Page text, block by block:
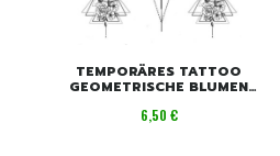
TEMPORÄRES TATTOO
GEOMETRISCHE BLUMEN
Preis
6,50 €